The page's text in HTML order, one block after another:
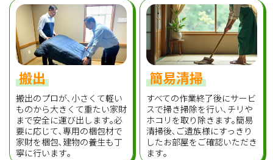
搬出
搬出のプロが､小さくて軽い
ものから大きくて重たい家財
まで安全に運び出します｡必
要に応じて､専用の梱包材で
家財を梱包､建物の養生も丁
寧に行います｡
簡易清掃
すべての作業終了後にサービ
スで掃き掃除を行い､チリや
ホコリを取り除きます｡簡易
清掃後､ご遺族様にすっきり
したお部屋をご確認いただき
ます｡